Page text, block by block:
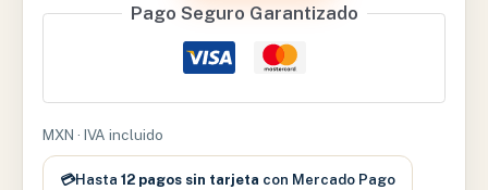
#
2
CAJA
C/10
Pago Seguro Garantizado
MXN · IVA incluido
💳Hasta 12 pagos sin tarjeta con Mercado Pago